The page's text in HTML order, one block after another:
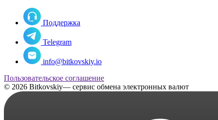
Поддержка
Telegram
info@bitkovskiy.io
Пользовательское соглашение
© 2026 Bitkovskiy— сервис обмена электронных валют